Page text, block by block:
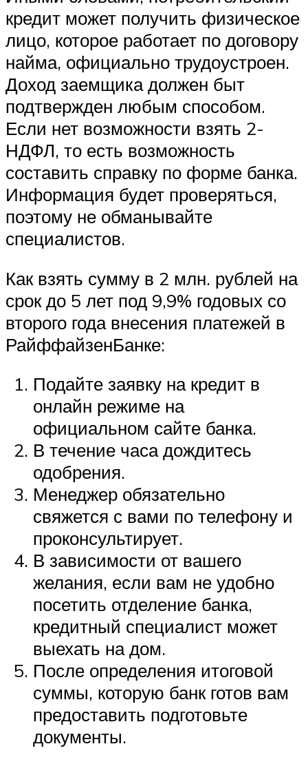
кредит может получить физическое
лицо, которое работает по договору
найма, официально трудоустроен.
Доход заемщика должен быт
подтвержден любым способом.
Если нет возможности взять 2-
НДФЛ, то есть возможность
составить справку по форме банка.
Информация будет проверяться,
поэтому не обманывайте
специалистов.
Как взять сумму в 2 млн. рублей на
срок до 5 лет под 9,9% годовых со
второго года внесения платежей в
РайффайзенБанке:
Подайте заявку на кредит в
онлайн режиме на
официальном сайте банка.
В течение часа дождитесь
одобрения.
Менеджер обязательно
свяжется с вами по телефону и
проконсультирует.
В зависимости от вашего
желания, если вам не удобно
посетить отделение банка,
кредитный специалист может
выехать на дом.
После определения итоговой
суммы, которую банк готов вам
предоставить подготовьте
документы.